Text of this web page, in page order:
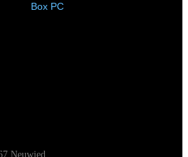
Box PC
Neuwied